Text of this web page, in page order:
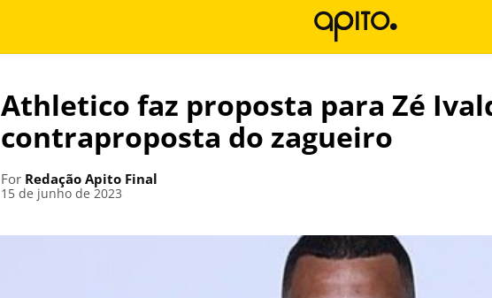
Athletico faz proposta para Zé
contraproposta do zagueiro
For Redação Apito Final
15 de junho de 2023